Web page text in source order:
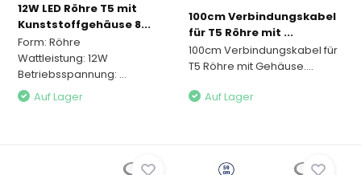
12W LED Röhre T5 mit
Kunststoffgehäuse 8...
Form: Röhre
Wattleistung: 12W
Betriebsspannung: ...
Auf Lager
100cm Verbindungskabel
für T5 Röhre mit ...
100cm Verbindungskabel für
T5 Röhre mit Gehäuse....
Auf Lager